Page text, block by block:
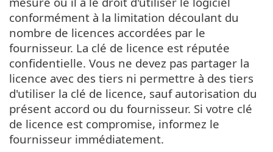
conformément à la limitation découlant du
nombre de licences accordées par le
fournisseur. La clé de licence est réputée
confidentielle. Vous ne devez pas partager la
licence avec des tiers ni permettre à des tiers
d'utiliser la clé de licence, sauf autorisation du
présent accord ou du fournisseur. Si votre clé
de licence est compromise, informez le
fournisseur immédiatement.